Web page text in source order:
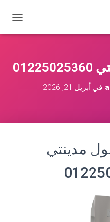
ب
ل
ا
في أبريل 21, 2026
مدينتي